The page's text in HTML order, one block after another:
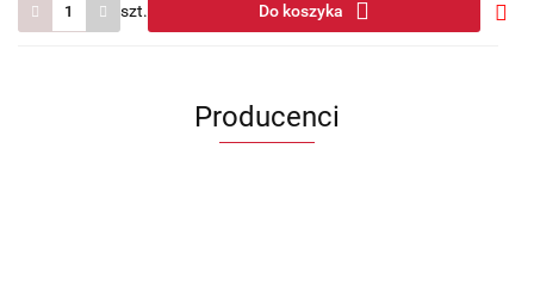
szt. Do koszyka
Producenci